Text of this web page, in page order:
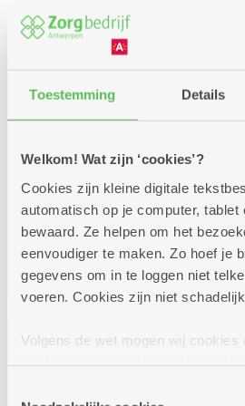
Toestemming Details
Welkom! Wat zijn ‘cookies’?
Cookies zijn kleine digitale
automatisch op je computer, tablet
bewaard. Ze helpen om het
eenvoudiger te maken. Zo hoef je
gegevens om in te loggen niet
voeren. Cookies zijn niet
Volgens de wet mogen wij cookies
In ons woonzorgcentrum is er
plantentuin. Het Te
aangename oase van groen.
Meer voordelen van onze
Goed om weten
Op deze site zijn ook